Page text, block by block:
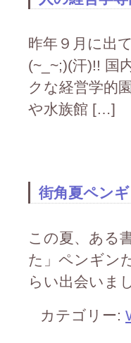
昨年９月に出
(~_~;)(汗)!! 国
クな経営学的
や水族館 […]
街角夏ペン
この夏、ある
た」ペンギン
らい出会いま
カテゴリー: